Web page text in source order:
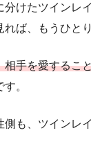
分けたツインレ
ば、もうひと
相手を愛するこ
。
側も、ツインレ